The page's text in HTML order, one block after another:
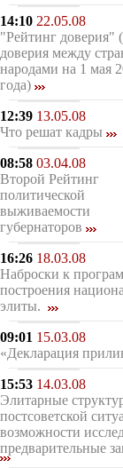
14:10 22.05.08
"Рейтинг доверия"
доверия между
народами на 1 мая
года)
12:39 13.05.08
Что решат кадры
08:58 03.04.08
Второй Рейтинг
политической
выживаемости
губернаторов
16:26 18.03.08
Наброски к
построения
элиты.
09:01 15.03.08
«Декларация
15:53 14.03.08
Элитарные
постсоветской
возможности
предварительные